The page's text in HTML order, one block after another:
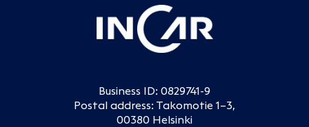
Business ID: 0829741-9
Postal address: Takomotie 1–3,
00380 Helsinki